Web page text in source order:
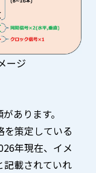
ージ
あります。
を策定している
年現在、イメ
記載されていれ